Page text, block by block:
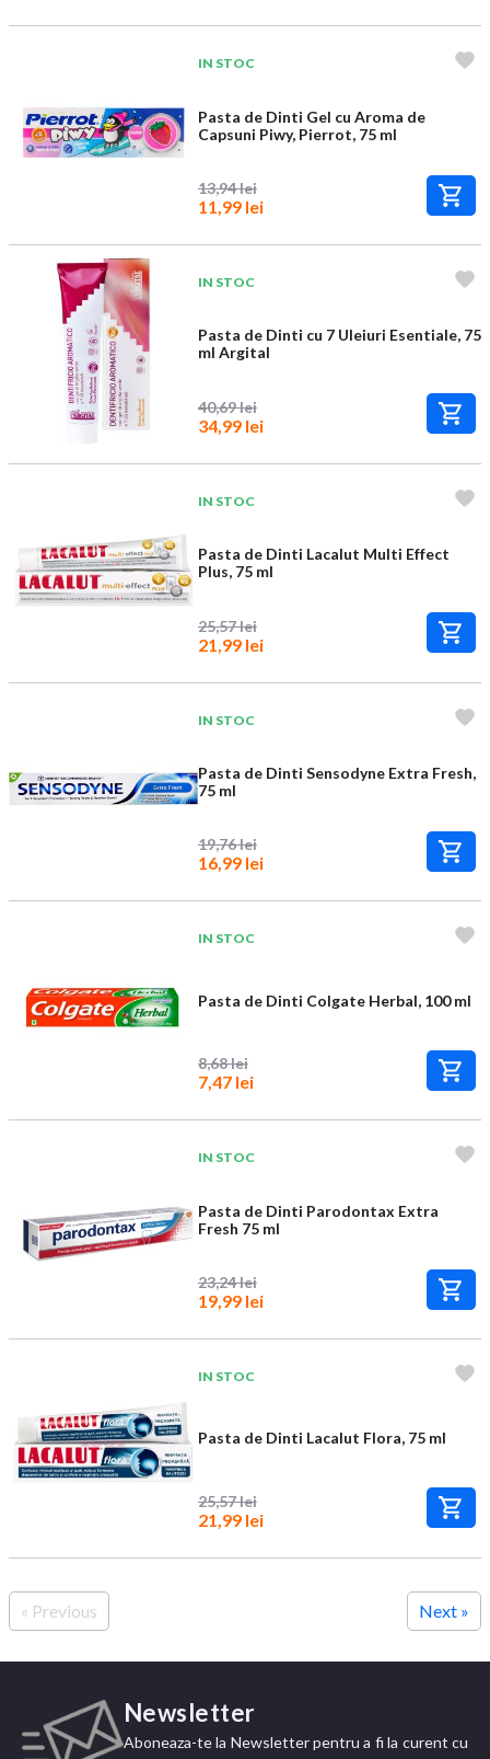
IN STOC
Pasta de Dinti Gel cu Aroma de
Capsuni Piwy, Pierrot, 75 ml
13,94 lei
11,99 lei
IN STOC
Pasta de Dinti cu 7 Uleiuri Esentiale, 75
ml Argital
40,69 lei
34,99 lei
IN STOC
Pasta de Dinti Lacalut Multi Effect
Plus, 75 ml
25,57 lei
21,99 lei
IN STOC
Pasta de Dinti Sensodyne Extra Fresh,
75 ml
19,76 lei
16,99 lei
IN STOC
Pasta de Dinti Colgate Herbal, 100 ml
8,68 lei
7,47 lei
IN STOC
Pasta de Dinti Parodontax Extra
Fresh 75 ml
23,24 lei
19,99 lei
IN STOC
Pasta de Dinti Lacalut Flora, 75 ml
25,57 lei
21,99 lei
« Previous Next »
Newsletter
Aboneaza-te la Newsletter pentru a fi la curent cu